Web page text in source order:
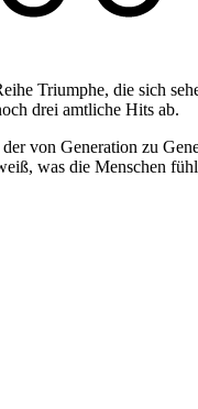
Triumphe, die sich
drei amtliche Hits ab.
von Generation zu
was die Menschen